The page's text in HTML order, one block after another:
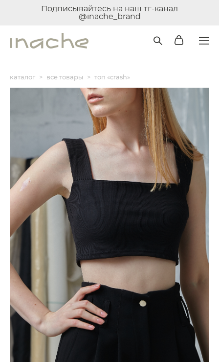
Подписывайтесь на наш тг-канал
@inache_brand
каталог > все товары > топ «crash»